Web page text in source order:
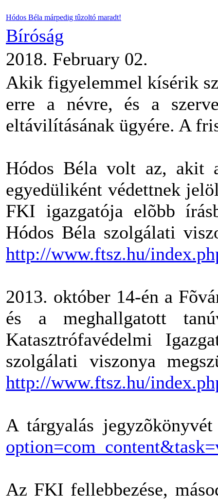
Hódos Béla márpedig tûzoltó maradt!
Bíróság
2018. February 02.
Akik figyelemmel kísérik
erre a névre, és a
eltávilításának ügyére. A
Hódos Béla volt az, akit
egyedüliként védettnek
FKI igazgatója elõbb
Hódos Béla szolgálati
http://www.ftsz.hu/
2013. október 14-én a
és a meghallgatott
Katasztrófavédelmi
szolgálati viszonya
http://www.ftsz.hu/
A tárgyalás
Az FKI fellebbezése,